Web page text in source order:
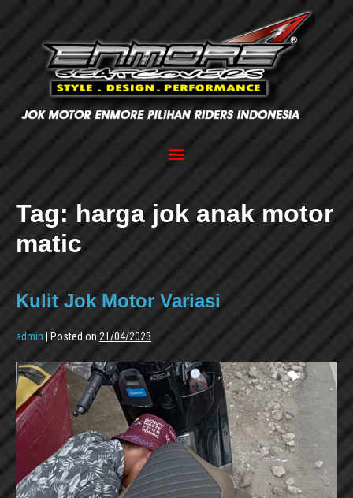
Tag: harga jok anak motor
matic
Kulit Jok Motor Variasi
admin | Posted on 21/04/2023